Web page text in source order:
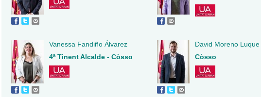
Vanessa Fandiño Álvarez
4ª Tinent Alcalde - Còsso
David Moreno Luque
Còsso